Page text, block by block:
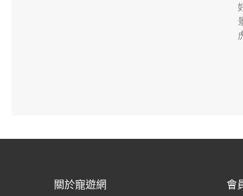
關於寵遊網 會